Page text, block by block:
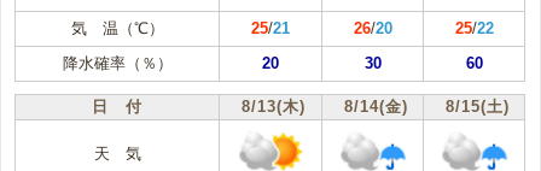
気 温（℃） 25/21 26/20 25/22
降水確率（％）
20 30 60
日 付 8/13(木) 8/14(金) 8/15(土)
天 気